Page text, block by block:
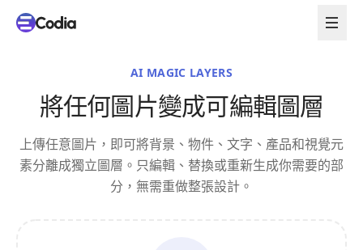
AI MAGIC LAYERS
將任何圖片變成可編輯圖層
上傳任意圖片，即可將背景、物件、文字、產品和視覺元
素分離成獨立圖層。只編輯、替換或重新生成你需要的部
分，無需重做整張設計。